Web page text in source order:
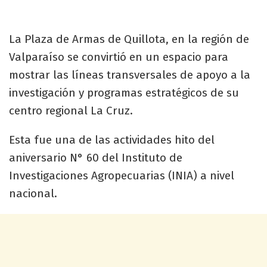
La Plaza de Armas de Quillota, en la región de
Valparaíso se convirtió en un espacio para
mostrar las líneas transversales de apoyo a la
investigación y programas estratégicos de su
centro regional La Cruz.
Esta fue una de las actividades hito del
aniversario N° 60 del Instituto de
Investigaciones Agropecuarias (INIA) a nivel
nacional.